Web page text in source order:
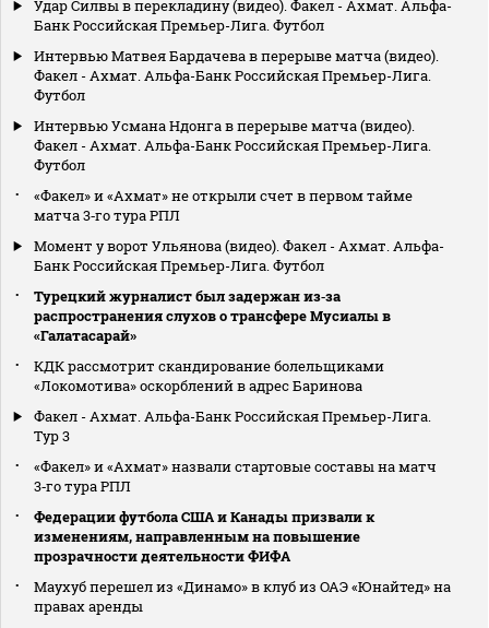
Удар Силвы в перекладину (видео). Факел - Ахмат. Альфа-
Банк Российская Премьер-Лига. Футбол
Интервью Матвея Бардачева в перерыве матча (видео).
Факел - Ахмат. Альфа-Банк Российская Премьер-Лига.
Футбол
Интервью Усмана Ндонга в перерыве матча (видео).
Факел - Ахмат. Альфа-Банк Российская Премьер-Лига.
Футбол
«Факел» и «Ахмат» не открыли счет в первом тайме
матча 3‑го тура РПЛ
Момент у ворот Ульянова (видео). Факел - Ахмат. Альфа-
Банк Российская Премьер-Лига. Футбол
Турецкий журналист был задержан из‑за
распространения слухов о трансфере Мусиалы в
«Галатасарай»
КДК рассмотрит скандирование болельщиками
«Локомотива» оскорблений в адрес Баринова
Факел - Ахмат. Альфа-Банк Российская Премьер-Лига.
Тур 3
«Факел» и «Ахмат» назвали стартовые составы на матч
3‑го тура РПЛ
Федерации футбола США и Канады призвали к
изменениям, направленным на повышение
прозрачности деятельности ФИФА
Маухуб перешел из «Динамо» в клуб из ОАЭ «Юнайтед» на
правах аренды